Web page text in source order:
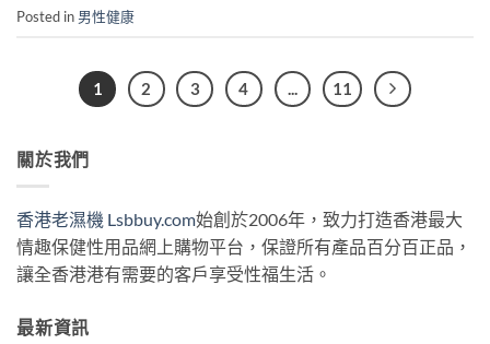
Posted in 男性健康
1 2 3 4 11
關於我們
香港老濕機 Lsbbuy.com始創於2006年，致力打造香港最大
情趣保健性用品網上購物平台，保證所有產品百分百正品，
讓全香港港有需要的客戶享受性福生活。
最新資訊